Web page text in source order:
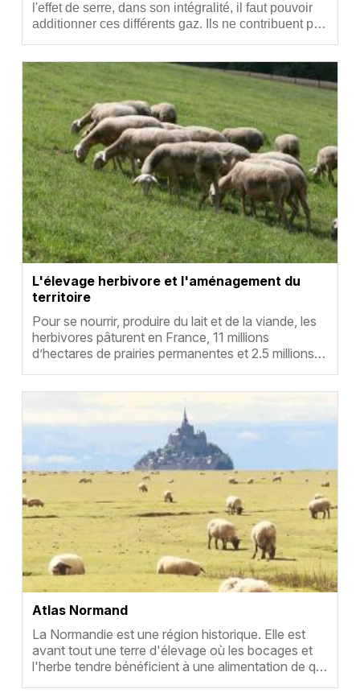
l'effet de serre, dans son intégralité, il faut pouvoir
additionner ces différents gaz. Ils ne contribuent p…
Vignette
L'élevage herbivore et l'aménagement du
territoire
Résumé
Pour se nourrir, produire du lait et de la viande, les
herbivores pâturent en France, 11 millions
d’hectares de prairies permanentes et 2.5 millions…
Atlas Normand
Résumé
La Normandie est une région historique. Elle est
avant tout une terre d'élevage où les bocages et
l'herbe tendre bénéficient à une alimentation de q…